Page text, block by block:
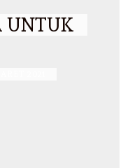
UNTUK